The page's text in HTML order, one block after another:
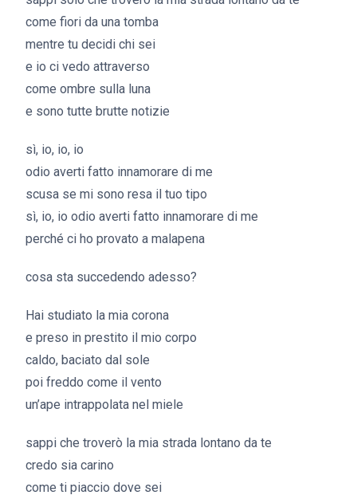
come fiori da una tomba
mentre tu decidi chi sei
e io ci vedo attraverso
come ombre sulla luna
e sono tutte brutte notizie
sì, io, io, io
odio averti fatto innamorare di me
scusa se mi sono resa il tuo tipo
sì, io, io odio averti fatto innamorare di me
perché ci ho provato a malapena
cosa sta succedendo adesso?
Hai studiato la mia corona
e preso in prestito il mio corpo
caldo, baciato dal sole
poi freddo come il vento
un’ape intrappolata nel miele
sappi che troverò la mia strada lontano da te
credo sia carino
come ti piaccio dove sei